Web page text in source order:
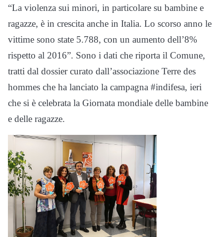
“La violenza sui minori, in particolare su bambine e
ragazze, è in crescita anche in Italia. Lo scorso anno le
vittime sono state 5.788, con un aumento dell’8%
rispetto al 2016”. Sono i dati che riporta il Comune,
tratti dal dossier curato dall’associazione Terre des
hommes che ha lanciato la campagna #indifesa, ieri
che si è celebrata la Giornata mondiale delle bambine
e delle ragazze.